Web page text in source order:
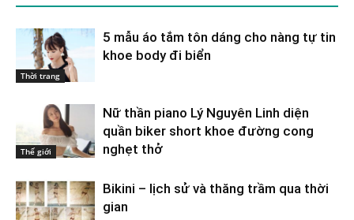
Thời trang
5 mẫu áo tắm tôn dáng cho nàng tự tin
khoe body đi biển
Thế giới
Nữ thần piano Lý Nguyên Linh diện
quần biker short khoe đường cong
nghẹt thở
Bikini – lịch sử và thăng trầm qua thời
gian